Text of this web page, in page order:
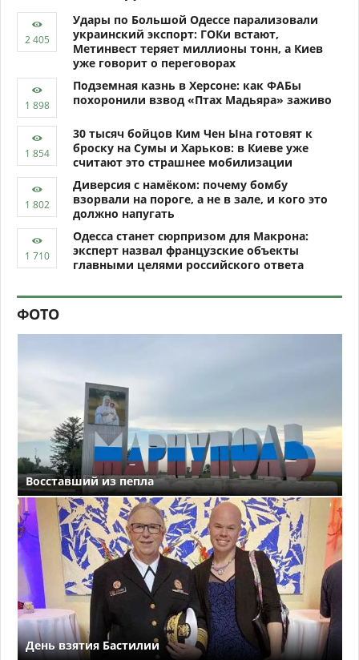
Удары по Большой Одессе парализовали
украинский экспорт: ГОКи встают,
Метинвест теряет миллионы тонн, а Киев
уже говорит о переговорах
Подземная казнь в Херсоне: как ФАБы
похоронили взвод «Птах Мадьяра» заживо
30 тысяч бойцов Ким Чен Ына готовят к
броску на Сумы и Харьков: в Киеве уже
считают это страшнее мобилизации
Диверсия с намёком: почему бомбу
взорвали на пороге, а не в зале, и кого это
должно напугать
Одесса станет сюрпризом для Макрона:
эксперт назвал французские объекты
главными целями российского ответа
ФОТО
Восставший из пепла
День взятия Бастилии